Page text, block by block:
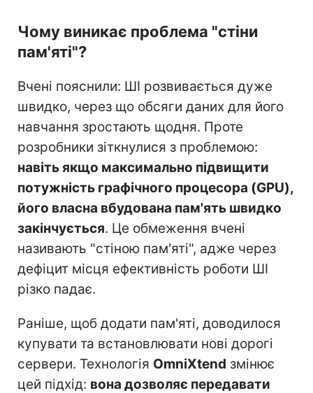
Чому виникає проблема "стіни
пам'яті"?
Вчені пояснили: ШІ розвивається дуже
швидко, через що обсяги даних для його
навчання зростають щодня. Проте
розробники зіткнулися з проблемою:
навіть якщо максимально підвищити
потужність графічного процесора (GPU),
його власна вбудована пам'ять швидко
закінчується. Це обмеження вчені
називають "стіною пам'яті", адже через
дефіцит місця ефективність роботи ШІ
різко падає.
Раніше, щоб додати пам'яті, доводилося
купувати та встановлювати нові дорогі
сервери. Технологія OmniXtend змінює
цей підхід: вона дозволяє передавати